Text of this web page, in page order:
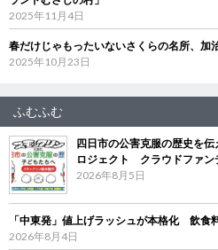
2025年11月4日
春だけじゃもったいないさくらの名所、加
2025年10月23日
ふむふむ
四日市の公害克服の歴史を
ロジェクト クラウドファン
2026年8月5日
「中東発」値上げラッシュが本格化 飲食
2026年8月4日